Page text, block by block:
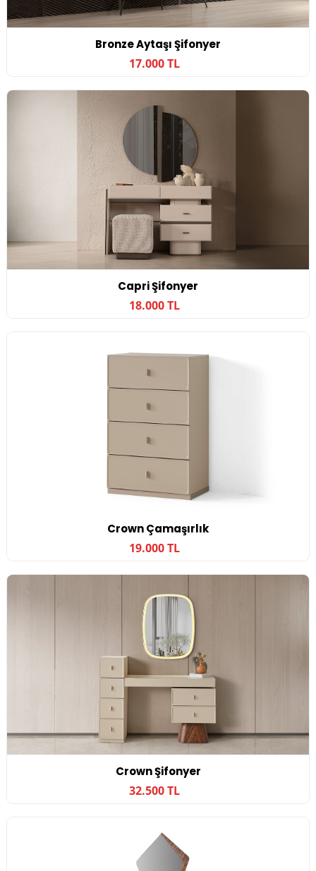
Bronze Aytaşı Şifonyer
17.000 TL
Capri Şifonyer
18.000 TL
Crown Çamaşırlık
19.000 TL
Crown Şifonyer
32.500 TL